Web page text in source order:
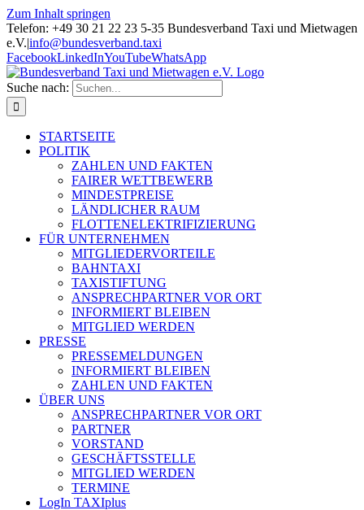
Zum Inhalt springen
Telefon: +49 30 21 22 23 5-35 Bundesverband Taxi und Mietwagen
e.V.|info@bundesverband.taxi
FacebookLinkedInYouTubeWhatsApp
Suche nach:
STARTSEITE
POLITIK
ZAHLEN UND FAKTEN
FAIRER WETTBEWERB
MINDESTPREISE
LÄNDLICHER RAUM
FLOTTENELEKTRIFIZIERUNG
FÜR UNTERNEHMEN
MITGLIEDERVORTEILE
BAHNTAXI
TAXISTIFTUNG
ANSPRECHPARTNER VOR ORT
INFORMIERT BLEIBEN
MITGLIED WERDEN
PRESSE
PRESSEMELDUNGEN
INFORMIERT BLEIBEN
ZAHLEN UND FAKTEN
ÜBER UNS
ANSPRECHPARTNER VOR ORT
PARTNER
VORSTAND
GESCHÄFTSSTELLE
MITGLIED WERDEN
TERMINE
LogIn TAXIplus